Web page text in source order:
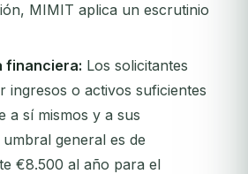
MIMIT aplica un escrutinio
financiera: Los solicitantes
ingresos o activos suficientes
a sí mismos y a sus
general es de
€8.500 al año para el